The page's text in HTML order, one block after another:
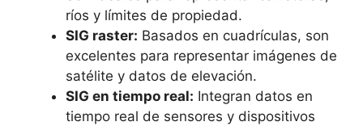
ríos y límites de propiedad.
SIG raster: Basados en cuadrículas, son
excelentes para representar imágenes de
satélite y datos de elevación.
SIG en tiempo real: Integran datos en
tiempo real de sensores y dispositivos